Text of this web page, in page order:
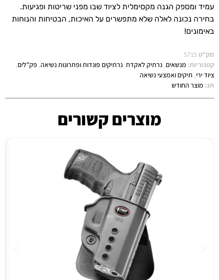
עמיד ומספק הגנה מקסימלית לציוד שבו מפני שריטות ופגיעות.
בחירה נכונה לאלה שלא מתפשרים על האיכות, הבטיחות והנוחות
באימונים!
מק"ט 5715
קטגוריות: מנשאים, נרתיק לאקדח, נרתיקים פונדות ופתרונות נשיאה, פק"לים,
ציוד ירי, תיקים ואמצעי נשיאה
תג: מוצר החודש
מוצרים קשורים